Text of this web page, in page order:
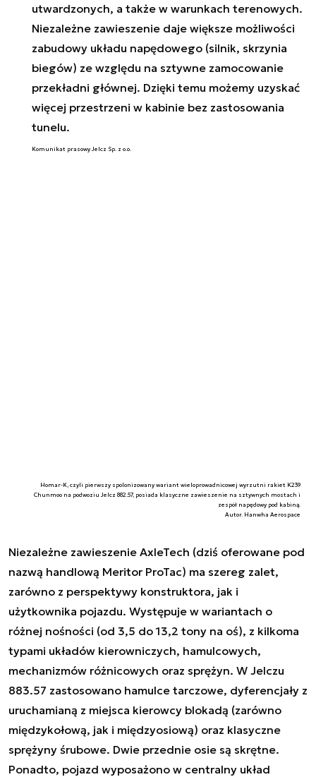
utwardzonych, a także w warunkach terenowych.
Niezależne zawieszenie daje większe możliwości
zabudowy układu napędowego (silnik, skrzynia
biegów) ze względu na sztywne zamocowanie
przekładni głównej. Dzięki temu możemy uzyskać
więcej przestrzeni w kabinie bez zastosowania
tunelu.
Komunikat prasowy Jelcz Sp. z o.o.
Homar-K, czyli pierwszy spolonizowany wariant wieloprowadnicowej wyrzutni rakiet K239
Chunmoo na podwoziu Jelcz 882.57, posiada klasyczne zawieszenie na sztywnych mostach i
zespół napędowy pod kabiną.
Autor. Hanwha Aerospace
Niezależne zawieszenie AxleTech (dziś oferowane pod
nazwą handlową Meritor ProTac) ma szereg zalet,
zarówno z perspektywy konstruktora, jak i
użytkownika pojazdu. Występuje w wariantach o
różnej nośności (od 3,5 do 13,2 tony na oś), z kilkoma
typami układów kierowniczych, hamulcowych,
mechanizmów różnicowych oraz sprężyn. W Jelczu
883.57 zastosowano hamulce tarczowe, dyferencjały z
uruchamianą z miejsca kierowcy blokadą (zarówno
międzykołową, jak i międzyosiową) oraz klasyczne
sprężyny śrubowe. Dwie przednie osie są skrętne.
Ponadto, pojazd wyposażono w centralny układ